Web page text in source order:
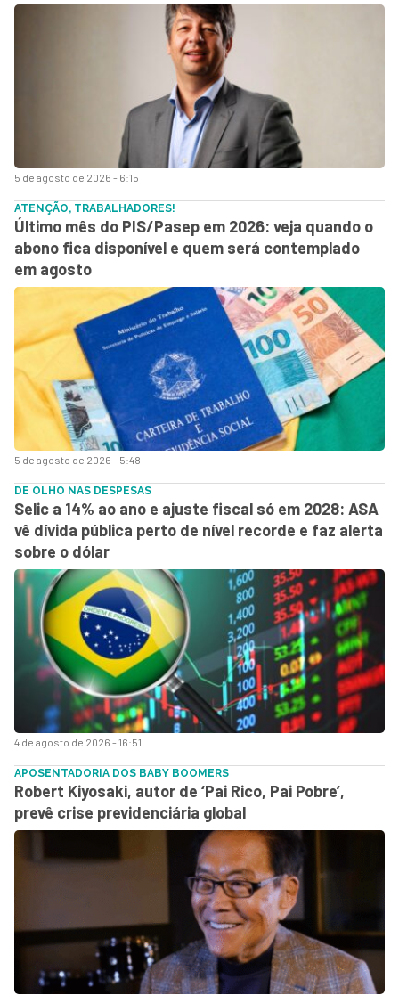
5 de agosto de 2026 - 6:15
5 de agosto de 2026 - 5:48
ATENÇÃO, TRABALHADORES!
Último mês do PIS/Pasep em 2026: veja quando o
abono fica disponível e quem será contemplado
em agosto
4 de agosto de 2026 - 16:51
DE OLHO NAS DESPESAS
Selic a 14% ao ano e ajuste fiscal só em 2028: ASA
vê dívida pública perto de nível recorde e faz alerta
sobre o dólar
APOSENTADORIA DOS BABY BOOMERS
Robert Kiyosaki, autor de ‘Pai Rico, Pai Pobre’,
prevê crise previdenciária global